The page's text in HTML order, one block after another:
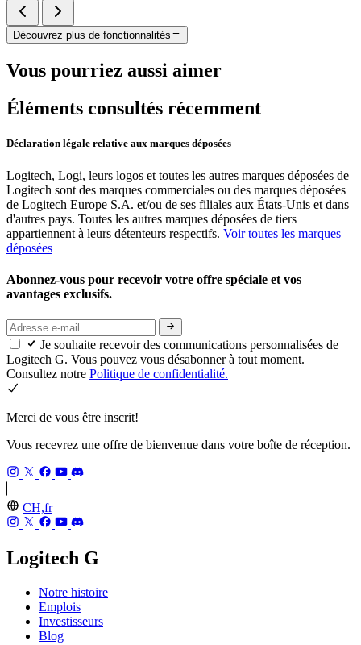
Découvrez plus de fonctionnalités
Vous pourriez aussi aimer
Éléments consultés récemment
Déclaration légale relative aux marques déposées
Logitech, Logi, leurs logos et toutes les autres marques déposées de
Logitech sont des marques commerciales ou des marques déposées
de Logitech Europe S.A. et/ou de ses filiales aux États-Unis et dans
d'autres pays. Toutes les autres marques déposées de tiers
appartiennent à leurs détenteurs respectifs. Voir toutes les marques
déposées
Abonnez-vous pour recevoir votre offre spéciale et vos
avantages exclusifs.
Je souhaite recevoir des communications personnalisées de
Logitech G. Vous pouvez vous désabonner à tout moment.
Consultez notre Politique de confidentialité.
Merci de vous être inscrit!
Vous recevrez une offre de bienvenue dans votre boîte de réception.
CH,fr
Logitech G
Notre histoire
Emplois
Investisseurs
Blog